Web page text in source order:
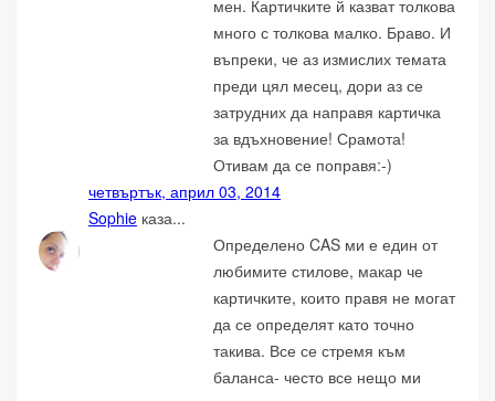
мен. Картичките й казват толкова
много с толкова малко. Браво. И
въпреки, че аз измислих темата
преди цял месец, дори аз се
затрудних да направя картичка
за вдъхновение! Срамота!
Отивам да се поправя:-)
четвъртък, април 03, 2014
Sophie каза...
Определено CAS ми е един от
любимите стилове, макар че
картичките, които правя не могат
да се определят като точно
такива. Все се стремя към
баланса- често все нещо ми